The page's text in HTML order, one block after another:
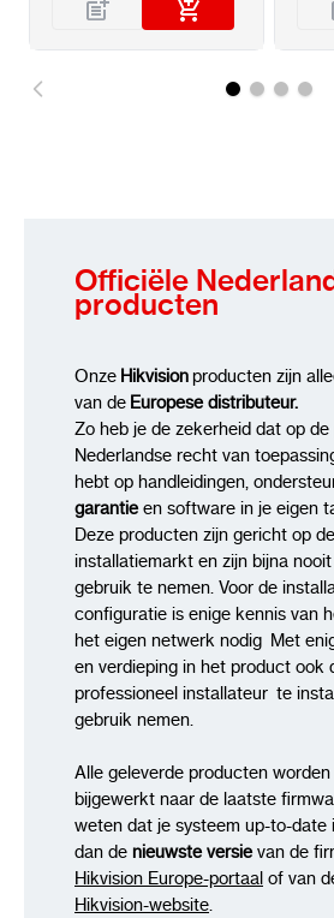
Officiële
producten
Onze Hikvisionproducten zijn
van de Europese distributeur.
Zo heb je de zekerheid dat op
Nederlandse recht van
hebt op handleidingen,
garantieen software in je eigen
Deze producten zijn gericht op
installatiemarkt en zijn bijna nooit
gebruik te nemen. Voor de
configuratie is enige kennis van
het eigen netwerk nodig Met
en verdieping in het product ook
professioneel installateur te
gebruik nemen.
Alle geleverde producten
bijgewerkt naar de laatste
weten dat je systeem up-to-date
dan de nieuwste versievan de
Hikvision Europe-portaal of van
Hikvision-website.